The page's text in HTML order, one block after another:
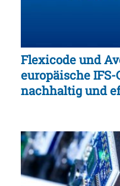
Flexicode und
europäische
nachhaltig und